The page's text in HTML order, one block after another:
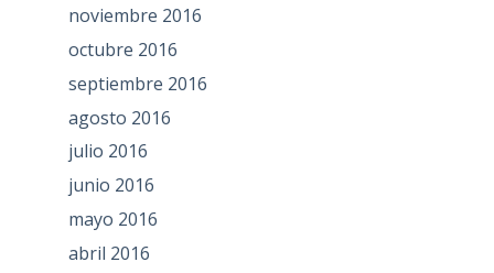
noviembre 2016
octubre 2016
septiembre 2016
agosto 2016
julio 2016
junio 2016
mayo 2016
abril 2016